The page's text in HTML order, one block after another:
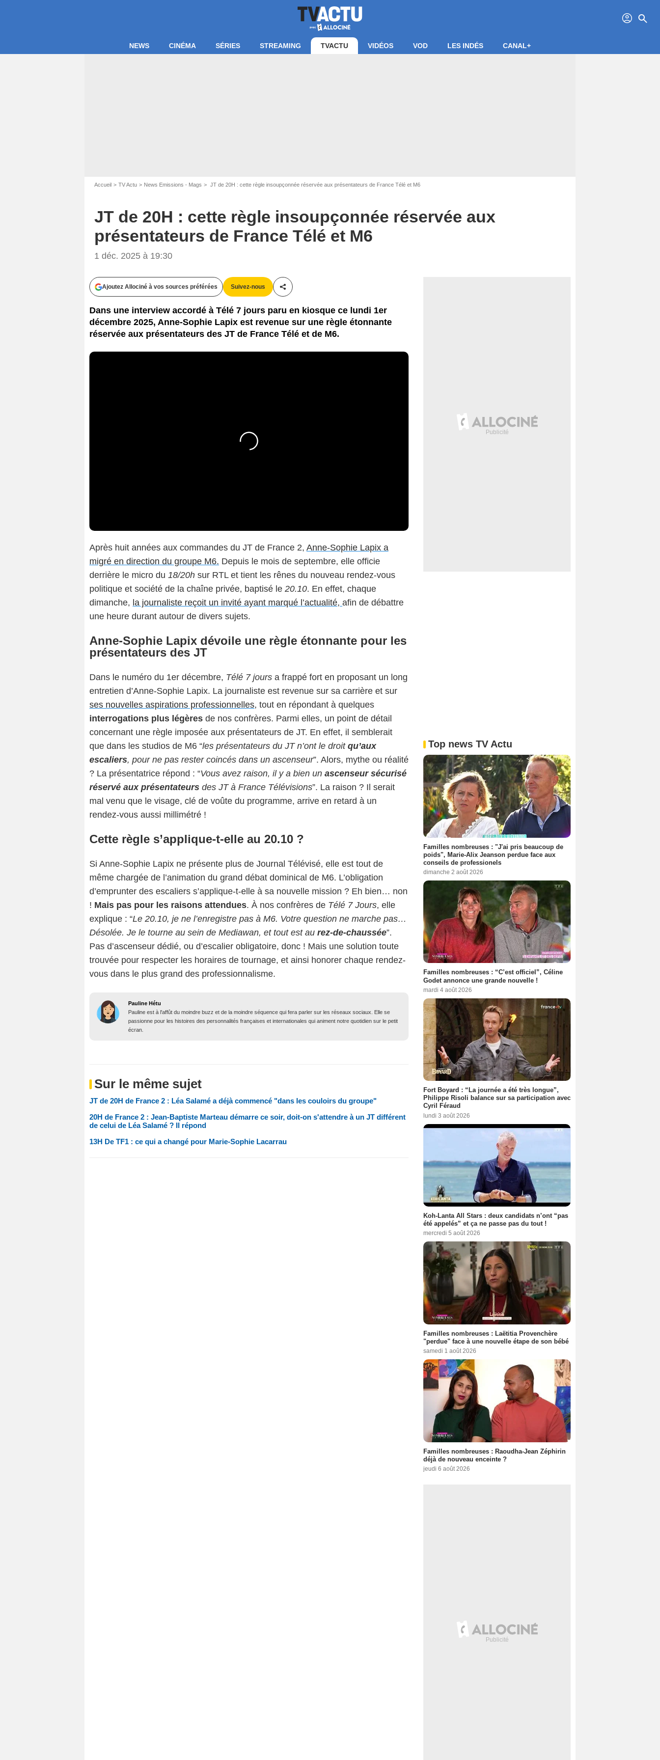
profil search
NEWS CINÉMA SÉRIES STREAMING TVACTU VIDÉOS VOD LES INDÉS CANAL+
Accueil TV Actu News Emissions - Mags JT de 20H : cette règle insoupçonnée réservée aux présentateurs de France Télé et M6
JT de 20H : cette règle insoupçonnée réservée aux
présentateurs de France Télé et M6
1 déc. 2025 à 19:30
Ajoutez Allociné à vos sources préférées Suivez-nous
Partager cet article
Dans une interview accordé à Télé 7 jours paru en kiosque ce lundi 1er
décembre 2025, Anne-Sophie Lapix est revenue sur une règle étonnante
réservée aux présentateurs des JT de France Télé et de M6.
Après huit années aux commandes du JT de France 2, Anne-Sophie Lapix a
migré en direction du groupe M6. Depuis le mois de septembre, elle officie
derrière le micro du 18/20h sur RTL et tient les rênes du nouveau rendez-vous
politique et société de la chaîne privée, baptisé le 20.10. En effet, chaque
dimanche, la journaliste reçoit un invité ayant marqué l’actualité, afin de débattre
une heure durant autour de divers sujets.
Anne-Sophie Lapix dévoile une règle étonnante pour les
présentateurs des JT
Dans le numéro du 1er décembre, Télé 7 jours a frappé fort en proposant un long
entretien d’Anne-Sophie Lapix. La journaliste est revenue sur sa carrière et sur
ses nouvelles aspirations professionnelles, tout en répondant à quelques
interrogations plus légères de nos confrères. Parmi elles, un point de détail
concernant une règle imposée aux présentateurs de JT. En effet, il semblerait
que dans les studios de M6 “les présentateurs du JT n’ont le droit qu’aux
escaliers, pour ne pas rester coincés dans un ascenseur”. Alors, mythe ou réalité
? La présentatrice répond : “Vous avez raison, il y a bien un ascenseur sécurisé
réservé aux présentateurs des JT à France Télévisions”. La raison ? Il serait
mal venu que le visage, clé de voûte du programme, arrive en retard à un
rendez-vous aussi millimétré !
Cette règle s’applique-t-elle au 20.10 ?
Si Anne-Sophie Lapix ne présente plus de Journal Télévisé, elle est tout de
même chargée de l’animation du grand débat dominical de M6. L’obligation
d’emprunter des escaliers s’applique-t-elle à sa nouvelle mission ? Eh bien… non
! Mais pas pour les raisons attendues. À nos confrères de Télé 7 Jours, elle
explique : “Le 20.10, je ne l’enregistre pas à M6. Votre question ne marche pas…
Désolée. Je le tourne au sein de Mediawan, et tout est au rez-de-chaussée”.
Pas d’ascenseur dédié, ou d’escalier obligatoire, donc ! Mais une solution toute
trouvée pour respecter les horaires de tournage, et ainsi honorer chaque rendez-
vous dans le plus grand des professionnalisme.
Pauline Hétu
Pauline est à l'affût du moindre buzz et de la moindre séquence qui fera parler sur les réseaux sociaux. Elle se
passionne pour les histoires des personnalités françaises et internationales qui animent notre quotidien sur le petit
écran.
Sur le même sujet
JT de 20H de France 2 : Léa Salamé a déjà commencé "dans les couloirs du groupe"
20H de France 2 : Jean-Baptiste Marteau démarre ce soir, doit-on s'attendre à un JT différent
de celui de Léa Salamé ? Il répond
13H De TF1 : ce qui a changé pour Marie-Sophie Lacarrau
Top news TV Actu
Familles nombreuses : "J'ai pris beaucoup de
poids", Marie-Alix Jeanson perdue face aux
conseils de professionels
dimanche 2 août 2026
Familles nombreuses : “C’est officiel”, Céline
Godet annonce une grande nouvelle !
mardi 4 août 2026
Fort Boyard : “La journée a été très longue”,
Philippe Risoli balance sur sa participation avec
Cyril Féraud
lundi 3 août 2026
Koh-Lanta All Stars : deux candidats n’ont “pas
été appelés” et ça ne passe pas du tout !
mercredi 5 août 2026
Familles nombreuses : Laëtitia Provenchère
"perdue" face à une nouvelle étape de son bébé
samedi 1 août 2026
Familles nombreuses : Raoudha-Jean Zéphirin
déjà de nouveau enceinte ?
jeudi 6 août 2026